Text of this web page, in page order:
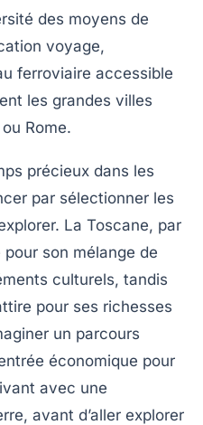
des moyens de
voyage,
ferroviaire accessible
les grandes villes
Rome.
précieux dans les
par sélectionner les
La Toscane, par
son mélange de
culturels, tandis
pour ses richesses
un parcours
économique pour
avec une
avant d’aller explorer